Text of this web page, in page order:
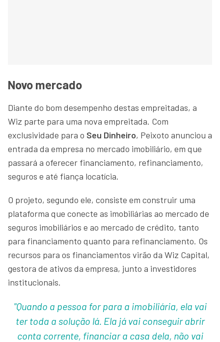
Novo mercado
Diante do bom desempenho destas empreitadas, a
Wiz parte para uma nova empreitada. Com
exclusividade para o Seu Dinheiro, Peixoto anunciou a
entrada da empresa no mercado imobiliário, em que
passará a oferecer financiamento, refinanciamento,
seguros e até fiança locatícia.
O projeto, segundo ele, consiste em construir uma
plataforma que conecte as imobiliárias ao mercado de
seguros imobiliários e ao mercado de crédito, tanto
para financiamento quanto para refinanciamento. Os
recursos para os financiamentos virão da Wiz Capital,
gestora de ativos da empresa, junto a investidores
institucionais.
"Quando a pessoa for para a imobiliária, ela vai
ter toda a solução lá. Ela já vai conseguir abrir
conta corrente, financiar a casa dela, não vai